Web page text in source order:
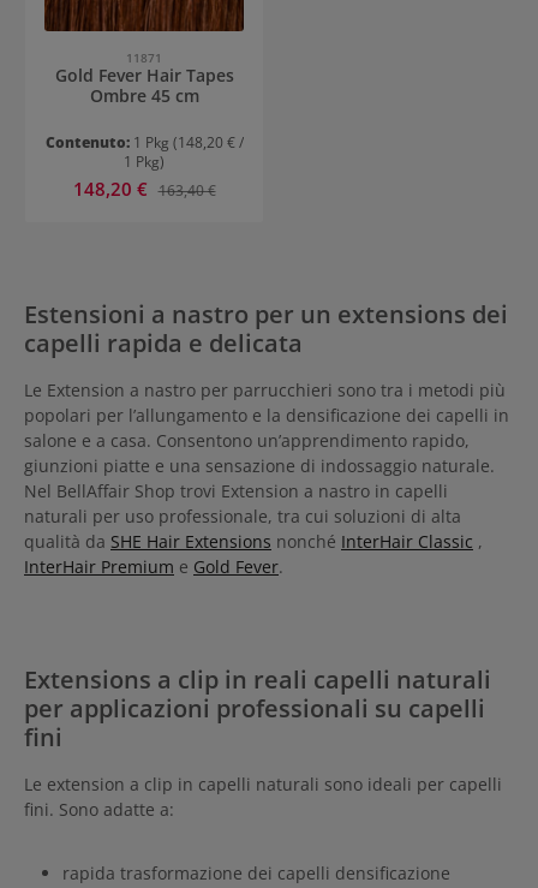
11871
Gold Fever Hair Tapes
Ombre 45 cm
Contenuto: 1 Pkg (148,20 € /
1 Pkg)
Prezzo di vendita:
148,20 € Prezzo normale:
163,40 €
Estensioni a nastro per un extensions dei
capelli rapida e delicata
Le Extension a nastro per parrucchieri sono tra i metodi più
popolari per l’allungamento e la densificazione dei capelli in
salone e a casa. Consentono un’apprendimento rapido,
giunzioni piatte e una sensazione di indossaggio naturale.
Nel BellAffair Shop trovi Extension a nastro in capelli
naturali per uso professionale, tra cui soluzioni di alta
qualità da SHE Hair Extensions nonché InterHair Classic ,
InterHair Premium e Gold Fever.
Extensions a clip in reali capelli naturali
per applicazioni professionali su capelli
fini
Le extension a clip in capelli naturali sono ideali per capelli
fini. Sono adatte a:
rapida trasformazione dei capelli densificazione